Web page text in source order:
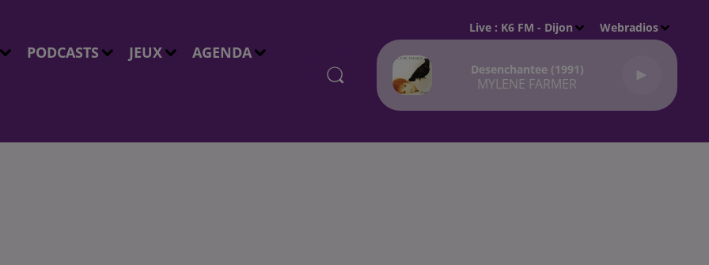
PODCASTS JEUX AGENDA
Live : K6 FM - Dijon Webradios
Desenchantee (1991)
MYLENE FARMER